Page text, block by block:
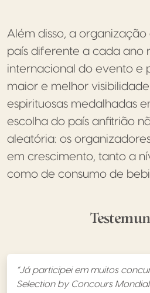
Além disso, a
país diferente a cada ano
internacional do evento e
maior e melhor
espirituosas medalhadas
escolha do país anfitrião
aleatória: os
em crescimento, tanto a
como de consumo de
“Já participei em muitos
Selection by Concours